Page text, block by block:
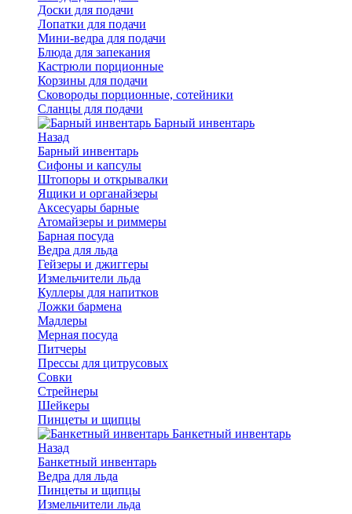
Доски для подачи
Лопатки для подачи
Мини-ведра для подачи
Блюда для запекания
Кастрюли порционные
Корзины для подачи
Сковороды порционные, сотейники
Сланцы для подачи
Барный инвентарь
Назад
Барный инвентарь
Сифоны и капсулы
Штопоры и открывалки
Ящики и органайзеры
Аксесуары барные
Атомайзеры и риммеры
Барная посуда
Ведра для льда
Гейзеры и джиггеры
Измельчители льда
Куллеры для напитков
Ложки бармена
Мадлеры
Мерная посуда
Питчеры
Прессы для цитрусовых
Совки
Стрейнеры
Шейкеры
Пинцеты и щипцы
Банкетный инвентарь
Назад
Банкетный инвентарь
Ведра для льда
Пинцеты и щипцы
Измельчители льда